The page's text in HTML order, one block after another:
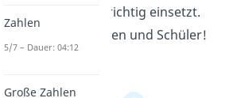
wie du die Zeichen richtig einsetzt.
Ideal für Schülerinnen und Schüler!
Zahlen
5/7 – Dauer: 04:12
Große Zahlen